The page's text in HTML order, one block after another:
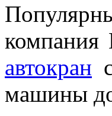
компания
автокран
машины